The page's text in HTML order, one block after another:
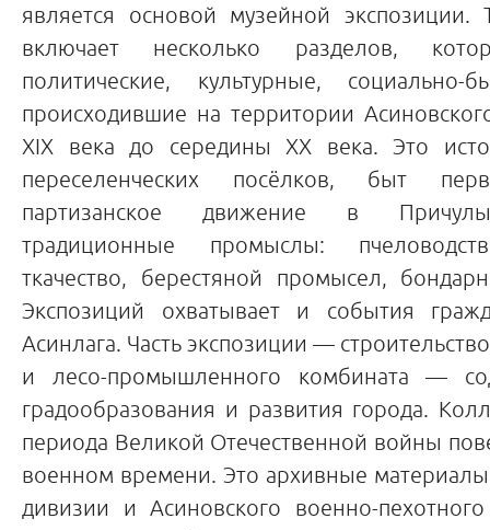
является основой музейной экспозиции.
включает несколько разделов,
политические, культурные, социально-
происходившие на территории
XIX века до середины XX века. Это
переселенческих посёлков, быт
партизанское движение в
традиционные промыслы:
ткачество, берестяной промысел,
Экспозиций охватывает и события
Асинлага. Часть экспозиции —
и лесо-промышленного комбината—
градообразования и развития города.
периода Великой Отечественной войны
военном времени. Это архивные
дивизии и Асиновского военно-